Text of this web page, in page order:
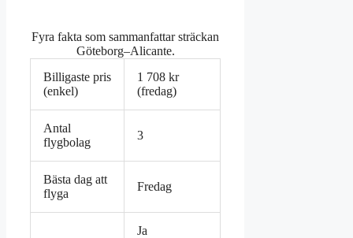
Fyra fakta som sammanfattar sträckan
Göteborg–Alicante.
Billigaste pris
(enkel)
1 708 kr
(fredag)
Antal
flygbolag
3
Bästa dag att
flyga
Fredag
Ja